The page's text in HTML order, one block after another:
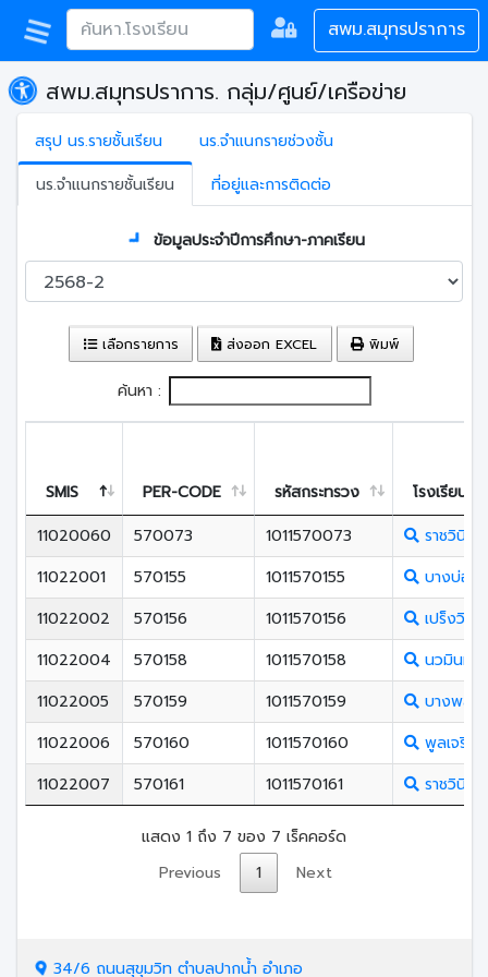
สพม.สมุทรปราการ
สพม.สมุทรปราการ. กลุ่ม/ศูนย์/เครือข่าย
สรุป นร.รายชั้นเรียน
นร.จำแนกรายช่วงชั้น
นร.จำแนกรายชั้นเรียน
ที่อยู่และการติดต่อ
ข้อมูลประจำปีการศึกษา-ภาคเรียน
เลือกรายการ ส่งออก EXCEL พิมพ์
ค้นหา :
SMIS PER-CODE รหัสกระทรวง
โรงเรียน
11020060
570073 1011570073
ราชวินิต
11022001
570155 1011570155
บางบ่อวิ
11022002
570156 1011570156
เปร็งวิสุ
11022004
570158 1011570158
นวมินทร
11022005
570159 1011570159
บางพลีร
11022006
570160 1011570160
พูลเจริญ
11022007
570161 1011570161 ราชวินิต
แสดง 1 ถึง 7 ของ 7 เร็คคอร์ด
Previous
1 Next
34/6 ถนนสุขุมวิท ตำบลปากน้ำ อำเภอ